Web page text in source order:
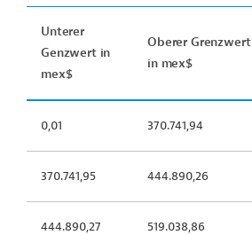
Unterer
Genzwert in
mex$
Oberer Grenzwert
in mex$
0,01 370.741,94
370.741,95 444.890,26
444.890,27 519.038,86